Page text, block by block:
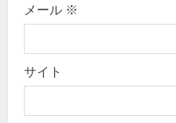
メール ※
サイト